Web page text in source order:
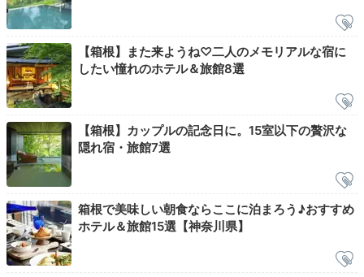
やかな光を浴び、鳥のさえずりに耳を傾けながら好きな
だけ温泉に浸かって。なによりの贅沢ですね。心も体も
スッキリ、リフレッシュして1日をスタート。
tmk_naturi
客室露天風呂の広さは十分で、湯加減、景色ともに最
夜も朝も沢山入りました。鳥の鳴き声が聴こえて、
リラックスできる時間でした。
【箱根】また来ようね♡二人のメモリアルな宿に
したい憧れのホテル＆旅館8選
【箱根】カップルの記念日に。15室以下の贅沢な
隠れ宿・旅館7選
箱根で美味しい朝食ならここに泊まろう♪おすすめ
ホテル＆旅館15選【神奈川県】